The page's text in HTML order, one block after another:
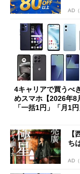
AD
4キャリアで買うべ
めスマホ【2026年8
「一括1円」「月1
ち
AD